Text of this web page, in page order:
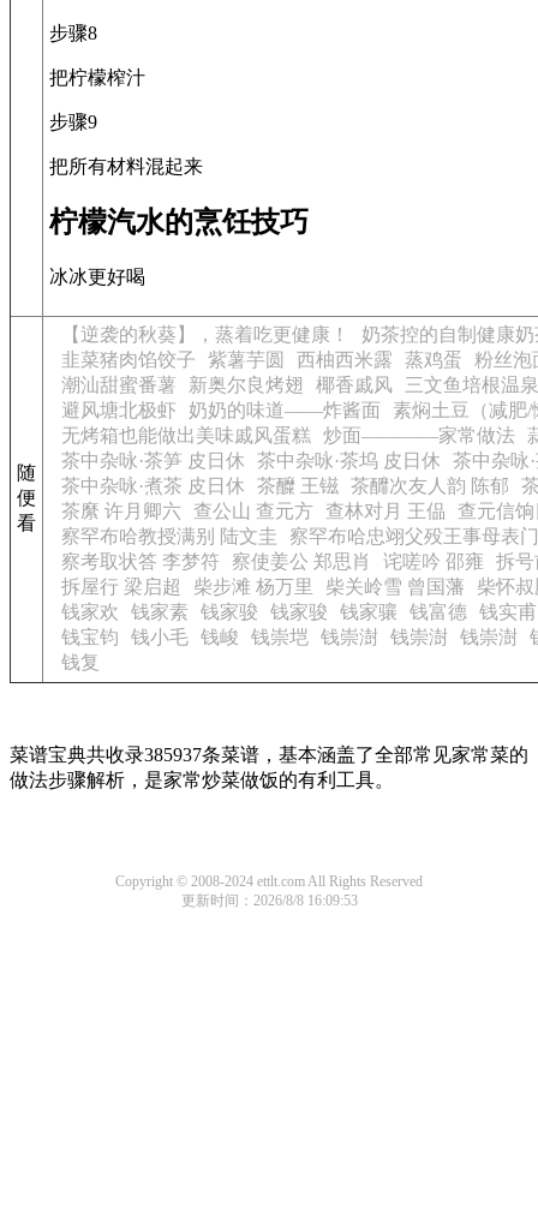
步骤8
把柠檬榨汁
步骤9
把所有材料混起来
柠檬汽水的烹饪技巧
冰冰更好喝
随
便
看
【逆袭的秋葵】，蒸着吃更健康！
奶茶控的自制健康奶
韭菜猪肉馅饺子
紫薯芋圆 西柚西米露 蒸鸡蛋
粉丝泡
潮汕甜蜜番薯
新奥尔良烤翅 椰香戚风
三文鱼培根温
避风塘北极虾
奶奶的味道——炸酱面
素焖土豆（减肥/
无烤箱也能做出美味戚风蛋糕
炒面————家常做法
茶中杂咏·茶笋 皮日休
茶中杂咏·茶坞 皮日休
茶中杂咏
茶中杂咏·煮茶 皮日休
茶醾 王镃 茶釄次友人韵 陈郁
茶縻 许月卿六
查公山 查元方 查林对月 王偘
查元信
察罕布哈教授满别 陆文圭
察罕布哈忠翊父殁王事母表
察考取状答 李梦符 察使姜公 郑思肖 诧嗟吟 邵雍
拆
拆屋行 梁启超
柴步滩 杨万里 柴关岭雪 曾国藩
柴怀
钱家欢
钱家素 钱家骏 钱家骏 钱家骧 钱富德
钱实甫
钱宝钧
钱小毛 钱峻 钱崇垲 钱崇澍 钱崇澍 钱崇澍
钱复
菜谱宝典共收录385937条菜谱，基本涵盖了全部常见家常菜的
做法步骤解析，是家常炒菜做饭的有利工具。
Copyright © 2008-2024 ettlt.com All Rights Reserved
更新时间：2026/8/8 16:09:53